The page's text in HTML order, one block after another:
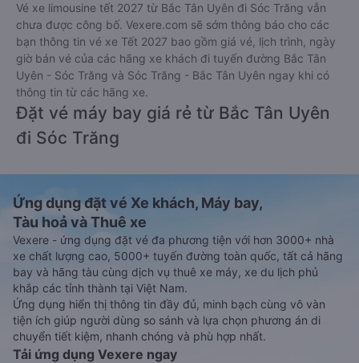
Vé xe limousine tết 2027 từ Bắc Tân Uyên đi Sóc Trăng vẫn
chưa được công bố. Vexere.com sẽ sớm thông báo cho các
bạn thông tin vé xe Tết 2027 bao gồm giá vé, lịch trình, ngày
giờ bán vé của các hãng xe khách đi tuyến đường Bắc Tân
Uyên - Sóc Trăng và Sóc Trăng - Bắc Tân Uyên ngay khi có
thông tin từ các hãng xe.
Đặt vé máy bay giá rẻ từ Bắc Tân Uyên
đi Sóc Trăng
Ứng dụng đặt vé Xe khách, Máy bay,
Tàu hoả và Thuê xe
Vexere - ứng dụng đặt vé đa phương tiện với hơn 3000+ nhà
xe chất lượng cao, 5000+ tuyến đường toàn quốc, tất cả hãng
bay và hãng tàu cùng dịch vụ thuê xe máy, xe du lịch phủ
khắp các tỉnh thành tại Việt Nam.
Ứng dụng hiển thị thông tin đầy đủ, minh bạch cùng vô vàn
tiện ích giúp người dùng so sánh và lựa chọn phương án di
chuyển tiết kiệm, nhanh chóng và phù hợp nhất.
Tải ứng dụng Vexere ngay